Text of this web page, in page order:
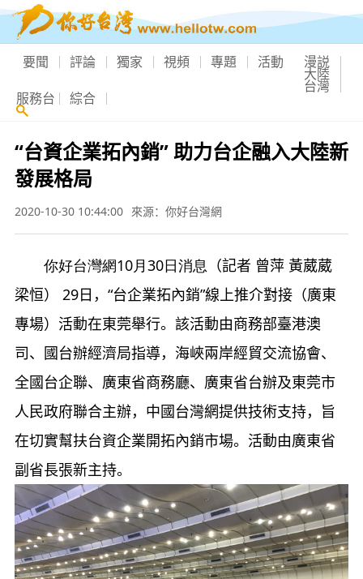
要聞 評論 獨家 視頻 專題 活動 漫説
大陸
台灣
服務台 綜合
“台資企業拓內銷” 助力台企融入大陸新
發展格局
2020-10-30 10:44:00 來源：你好台灣網
你好台灣網10月30日消息 （記者 曾萍 黃葳葳
梁恒）
29日，“台企業拓內銷”線上推介對接（廣東
專場）活動在東莞舉行。該活動由商務部臺港澳
司、國台辦經濟局指導，海峽兩岸經貿交流協會、
全國台企聯、廣東省商務廳、廣東省台辦及東莞市
人民政府聯合主辦，中國台灣網提供技術支持，旨
在切實幫扶台資企業開拓內銷市場。活動由廣東省
副省長張新主持。